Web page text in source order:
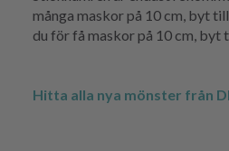
många maskor på 10 cm, byt
du för få maskor på 10 cm, byt
Hitta alla nya mönster från